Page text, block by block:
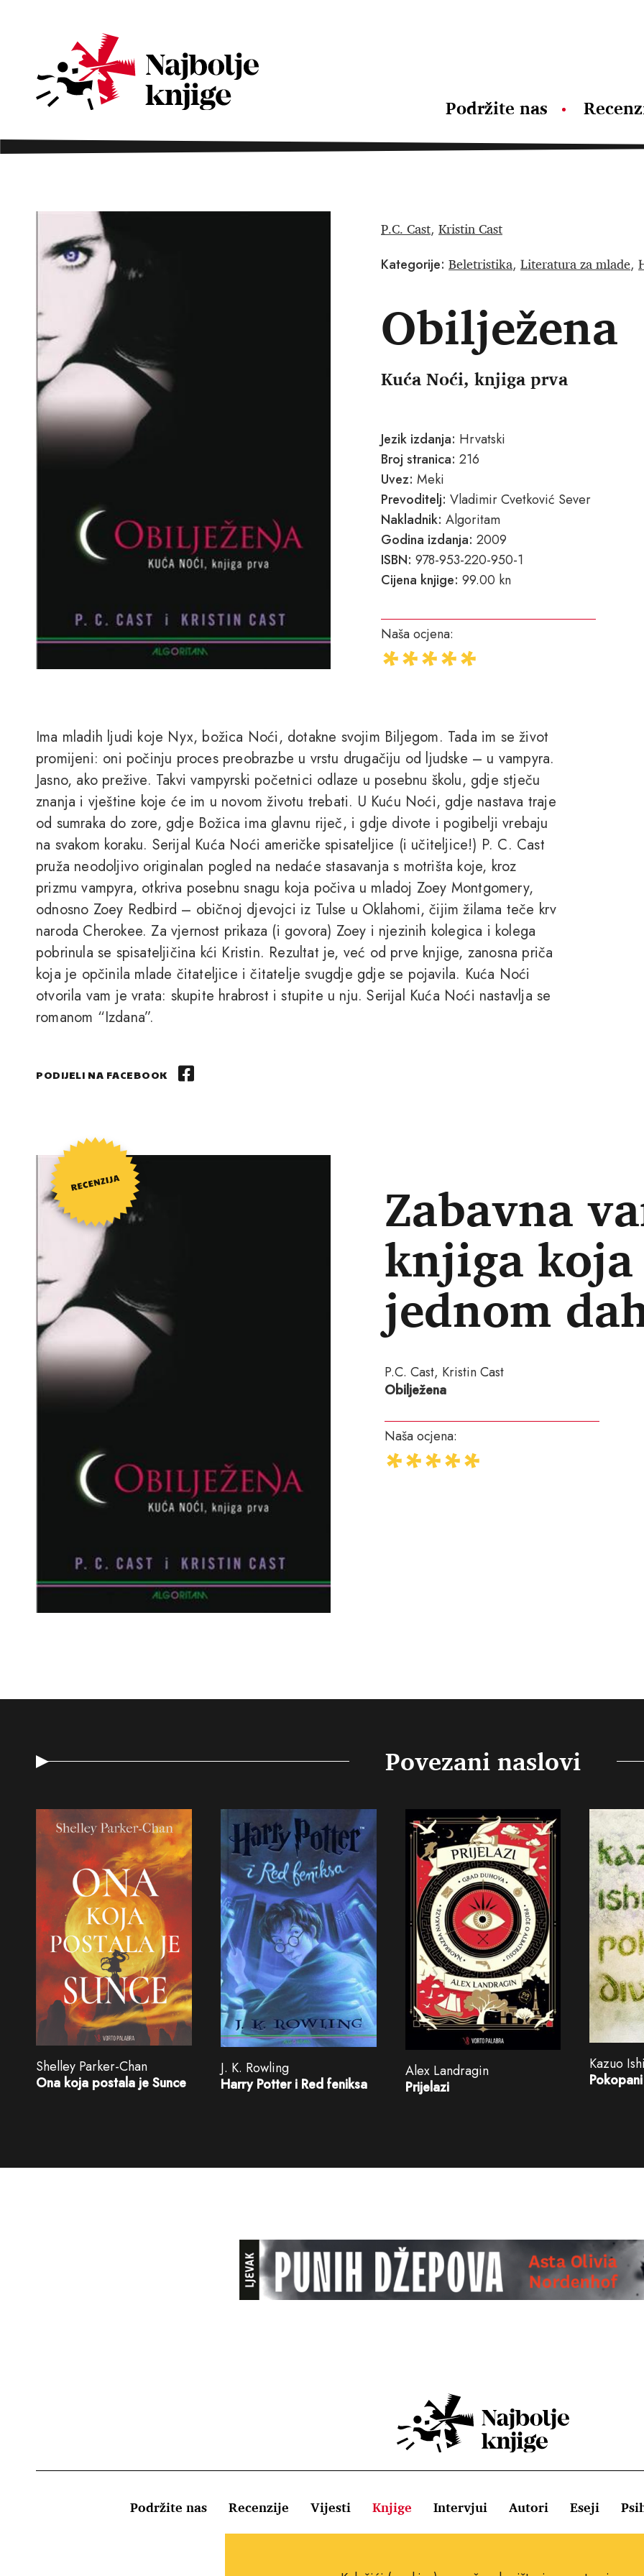
Podržite nas
P.C. Cast, Kristin Cast
Kategorije: Beletristika, Literatura za mlade,
Obilježena
Kuća Noći, knjiga prva
Jezik izdanja: Hrvatski
Broj stranica: 216
Uvez: Meki
Prevoditelj: Vladimir Cvetković Sever
Nakladnik: Algoritam
Godina izdanja: 2009
ISBN: 978-953-220-950-1
Cijena knjige: 99.00 kn
Naša ocjena:
Ima mladih ljudi koje Nyx, božica Noći, dotakne svojim Biljegom. Tada im se život
promijeni: oni počinju proces preobrazbe u vrstu drugačiju od ljudske – u vampyra.
Jasno, ako prežive. Takvi vampyrski početnici odlaze u posebnu školu, gdje stječu
znanja i vještine koje će im u novom životu trebati. U Kuću Noći, gdje nastava traje
od sumraka do zore, gdje Božica ima glavnu riječ, i gdje divote i pogibelji vrebaju
na svakom koraku. Serijal Kuća Noći američke spisateljice (i učiteljice!) P. C. Cast
pruža neodoljivo originalan pogled na nedaće stasavanja s motrišta koje, kroz
prizmu vampyra, otkriva posebnu snagu koja počiva u mladoj Zoey Montgomery,
odnosno Zoey Redbird – običnoj djevojci iz Tulse u Oklahomi, čijim žilama teče krv
naroda Cherokee. Za vjernost prikaza (i govora) Zoey i njezinih kolegica i kolega
pobrinula se spisateljičina kći Kristin. Rezultat je, već od prve knjige, zanosna priča
koja je opčinila mlade čitateljice i čitatelje svugdje gdje se pojavila. Kuća Noći
otvorila vam je vrata: skupite hrabrost i stupite u nju. Serijal Kuća Noći nastavlja se
romanom “Izdana”.
PODIJELI NA FACEBOOK
Zabavna
knjiga
jednom
P.C. Cast, Kristin Cast
Obilježena
Naša ocjena:
Povezani naslovi
Shelley Parker-Chan
Ona koja postala je Sunce
J. K. Rowling
Harry Potter i Red feniksa
Alex Landragin
Prijelazi
Kazuo
Podržite nas Recenzije Vijesti Knjige Intervjui Autori Eseji